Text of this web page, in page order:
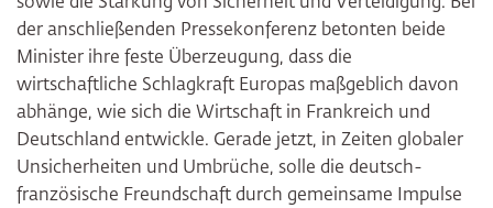
der anschließenden Pressekonferenz betonten beide
Minister ihre feste Überzeugung, dass die
wirtschaftliche Schlagkraft Europas maßgeblich davon
abhänge, wie sich die Wirtschaft in Frankreich und
Deutschland entwickle. Gerade jetzt, in Zeiten globaler
Unsicherheiten und Umbrüche, solle die deutsch-
französische Freundschaft durch gemeinsame Impulse